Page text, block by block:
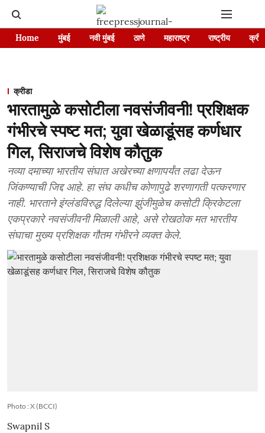
Home मुंबई नवी मुंबई ठाणे महाराष्ट्र राष्ट्रीय
क्रीडा
भारतामुळे कसोटीला नवसंजीवनी! प्रशिक्षक
गंभीरचे स्पष्ट मत; युवा खेळाडूंसह कर्णधार
गिल, सिराजचे विशेष कौतुक
नव्या दमाच्या भारतीय संघात अखेरच्या क्षणापर्यंत लढा देऊन
जिंकण्याची जिद्द आहे. हा संघ कधीच कोणापुढे शरणागती पत्करणार
नाही. भारताने इंग्लंडविरुद्ध दिलेल्या झुंजीमुळेच कसोटी क्रिकेटला
एकप्रकारे नवसंजीवनी मिळाली आहे, असे रोखठोक मत भारतीय
संघाचा मुख्य प्रशिक्षक गौतम गंभीरने व्यक्त केले.
Photo : X (BCCI)
Swapnil S